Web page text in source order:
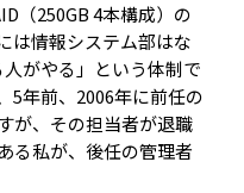
（250GB 4本構成）の
は情報システム部はな
がやる」という体制で
5年前、2006年に前任の
が、その担当者が退職
る私が、後任の管理者